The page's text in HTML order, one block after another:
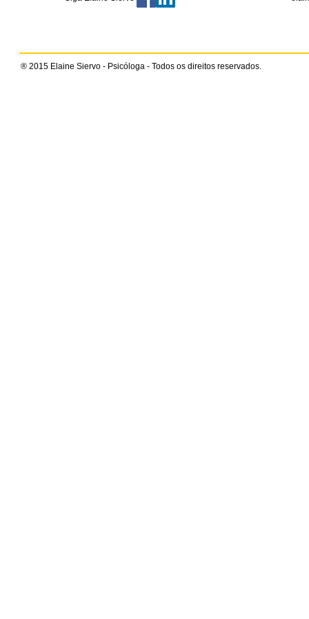
® 2015 Elaine Siervo - Psicóloga - Todos os direitos reservados.